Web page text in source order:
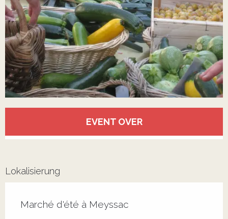
EVENT OVER
Lokalisierung
Marché d'été à Meyssac